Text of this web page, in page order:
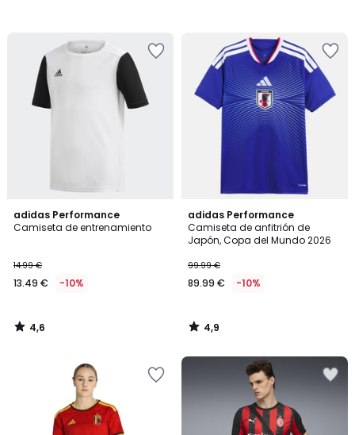
adidas Performance
Camiseta de entrenamiento
14.99 €
13.49 € -10%
4,6
/ 5
4,6
/
adidas Performance
Camiseta de anfitrión de
Japón, Copa del Mundo 2026
99.99 €
89.99 € -10%
4,9
/ 5
4,9
/